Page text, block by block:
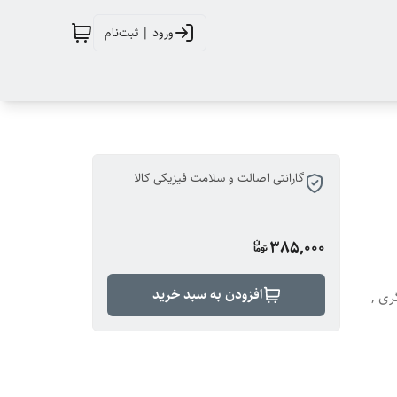
ورود | ثبت‌نام
,
,
گارانتی اصالت و سلامت فیزیکی کالا
385,000
افزودن به سبد خرید